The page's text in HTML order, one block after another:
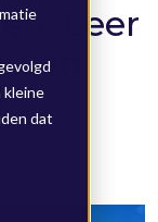
kleine
dat
Leer